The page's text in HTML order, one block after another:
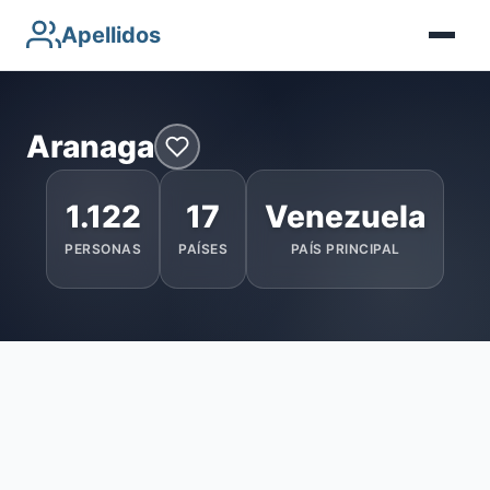
Apellidos
Aranaga
1.122
PERSONAS
17
PAÍSES
Venezuela
PAÍS PRINCIPAL